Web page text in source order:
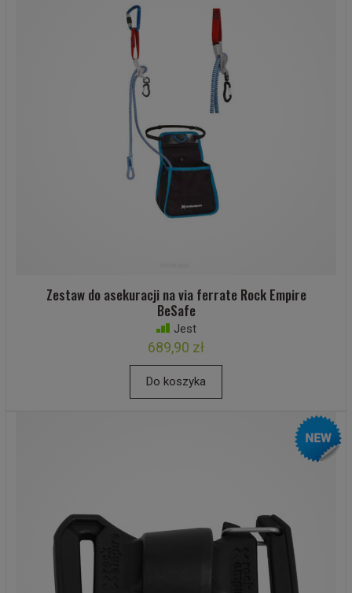
Zestaw do asekuracji na via ferrate Rock Empire
BeSafe
Jest
689,90 zł
Do koszyka